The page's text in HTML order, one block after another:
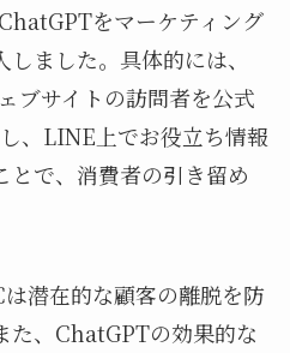
をマーケティング
ました。具体的には、
ブサイトの訪問者を公式
、LINE上でお役立ち情報
とで、消費者の引き留め
潜在的な顧客の離脱を防
た、ChatGPTの効果的な